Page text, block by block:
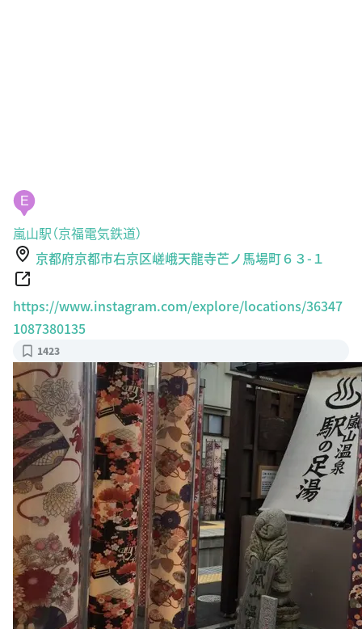
E
嵐山駅（京福電気鉄道）
京都府京都市右京区嵯峨天龍寺芒ノ馬場町６３-１
https://www.instagram.com/explore/locations/36347
1087380135
1423